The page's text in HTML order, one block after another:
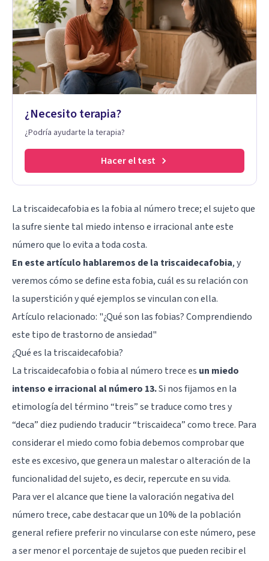
¿Necesito terapia?
¿Podría ayudarte la terapia?
Hacer el test
La triscaidecafobia es la fobia al número trece; el sujeto que
la sufre siente tal miedo intenso e irracional ante este
número que lo evita a toda costa.
En este artículo hablaremos de la triscaidecafobia, y
veremos cómo se define esta fobia, cuál es su relación con
la superstición y qué ejemplos se vinculan con ella.
Artículo relacionado: "¿Qué son las fobias? Comprendiendo
este tipo de trastorno de ansiedad"
¿Qué es la triscaidecafobia?
La triscaidecafobia o fobia al número trece es un miedo
intenso e irracional al número 13.Si nos fijamos en la
etimología del término “treis” se traduce como tres y
“deca” diez pudiendo traducir “triscaideca” como trece. Para
considerar el miedo como fobia debemos comprobar que
este es excesivo, que genera un malestar o alteración de la
funcionalidad del sujeto, es decir, repercute en su vida.
Para ver el alcance que tiene la valoración negativa del
número trece, cabe destacar que un 10% de la población
general refiere preferir no vincularse con este número, pese
a ser menor el porcentaje de sujetos que pueden recibir el